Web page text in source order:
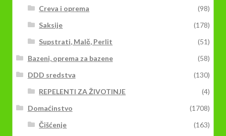
Creva i oprema
(98)
Saksije
(178)
Supstrati, Malč, Perlit
(51)
Bazeni, oprema za bazene
(58)
DDD sredstva
(130)
REPELENTI ZA ŽIVOTINJE
(4)
Domaćinstvo
(1708)
Čišćenje
(163)